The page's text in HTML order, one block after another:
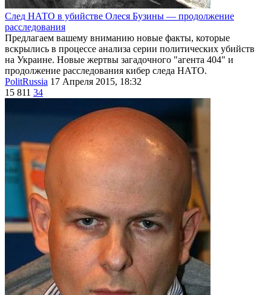
След НАТО в убийстве Олеся Бузины — продолжение
расследования
Предлагаем вашему вниманию новые факты, которые
вскрылись в процессе анализа серии политических убийств
на Украине. Новые жертвы загадочного "агента 404" и
продолжение расследования кибер следа НАТО.
PolitRussia 17 Апреля 2015, 18:32
15 811 34